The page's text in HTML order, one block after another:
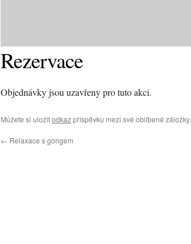
Rezervace
Objednávky jsou uzavřeny pro tuto akci.
Můžete si uložitodkazpříspěvku mezi své oblíbené záložky.
← Relaxace s gongem